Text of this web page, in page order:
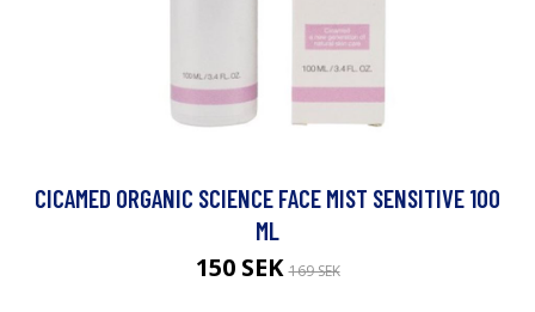
CICAMED ORGANIC SCIENCE FACE MIST SENSITIVE 100
ML
150 SEK169 SEK